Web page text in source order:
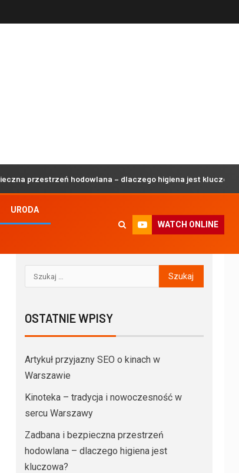
hodowlana – dlaczego higiena jest kluczowa?
URODA
WATCH ONLINE
OSTATNIE WPISY
Artykuł przyjazny SEO o kinach w
Warszawie
Kinoteka – tradycja i nowoczesność w
sercu Warszawy
Zadbana i bezpieczna przestrzeń
hodowlana – dlaczego higiena jest
kluczowa?